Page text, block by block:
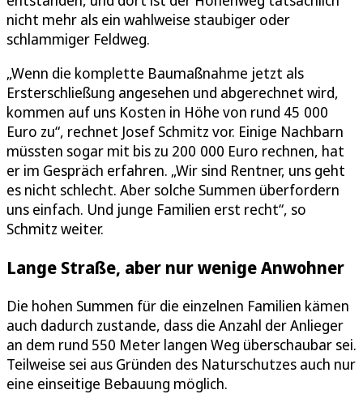
nicht mehr als ein wahlweise staubiger oder
schlammiger Feldweg.
„Wenn die komplette Baumaßnahme jetzt als
Ersterschließung angesehen und abgerechnet wird,
kommen auf uns Kosten in Höhe von rund 45 000
Euro zu“, rechnet Josef Schmitz vor. Einige Nachbarn
müssten sogar mit bis zu 200 000 Euro rechnen, hat
er im Gespräch erfahren. „Wir sind Rentner, uns geht
es nicht schlecht. Aber solche Summen überfordern
uns einfach. Und junge Familien erst recht“, so
Schmitz weiter.
Lange Straße, aber nur wenige Anwohner
Die hohen Summen für die einzelnen Familien kämen
auch dadurch zustande, dass die Anzahl der Anlieger
an dem rund 550 Meter langen Weg überschaubar sei.
Teilweise sei aus Gründen des Naturschutzes auch nur
eine einseitige Bebauung möglich.